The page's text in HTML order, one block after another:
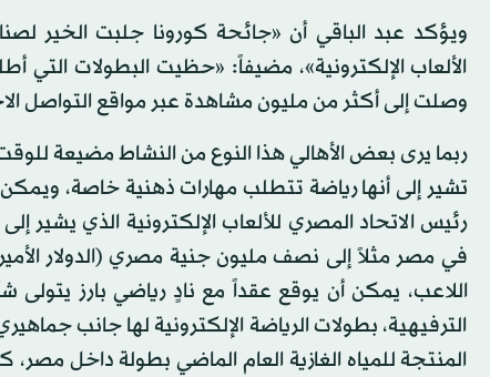
ويؤكد عبد الباقي أن «جائحة كورونا جلبت الخير
الألعاب الإلكترونية»، مضيفاً: «حظيت البطولات التي
وصلت إلى أكثر من مليون مشاهدة عبر مواقع التواصل
ربما يرى بعض الأهالي هذا النوع من النشاط مضيعة
تشير إلى أنها رياضة تتطلب مهارات ذهنية خاصة،
رئيس الاتحاد المصري للألعاب الإلكترونية الذي يشير
اللاعب، يمكن أن يوقع عقداً مع نادٍ رياضي بارز
الترفيهية، بطولات الرياضة الإلكترونية لها جانب
المنتجة للمياه الغازية العام الماضي بطولة داخل